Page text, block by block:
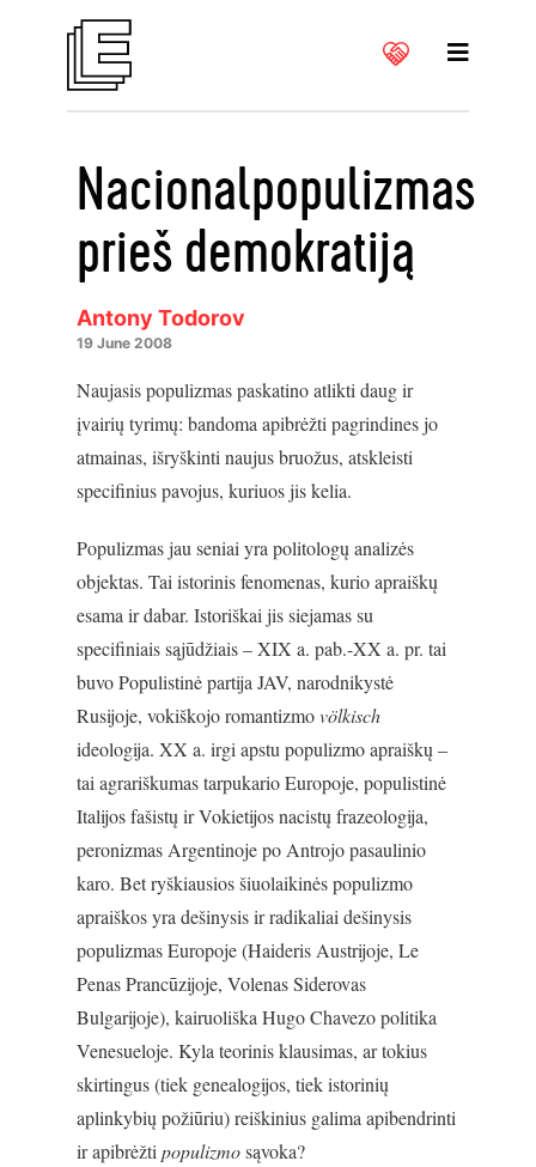
Nacionalpopulizmas
prieš demokratiją
Antony Todorov
19 June 2008
Naujasis populizmas paskatino atlikti daug ir
įvairių tyrimų: bandoma apibrėžti pagrindines jo
atmainas, išryškinti naujus bruožus, atskleisti
specifinius pavojus, kuriuos jis kelia.
Populizmas jau seniai yra politologų analizės
objektas. Tai istorinis fenomenas, kurio apraiškų
esama ir dabar. Istoriškai jis siejamas su
specifiniais sąjūdžiais – XIX a. pab.-XX a. pr. tai
buvo Populistinė partija JAV, narodnikystė
Rusijoje, vokiškojo romantizmovölkisch
ideologija. XX a. irgi apstu populizmo apraiškų –
tai agrariškumas tarpukario Europoje, populistinė
Italijos fašistų ir Vokietijos nacistų frazeologija,
peronizmas Argentinoje po Antrojo pasaulinio
karo. Bet ryškiausios šiuolaikinės populizmo
apraiškos yra dešinysis ir radikaliai dešinysis
populizmas Europoje (Haideris Austrijoje, Le
Penas Prancūzijoje, Volenas Siderovas
Bulgarijoje), kairuoliška Hugo Chavezo politika
Venesueloje. Kyla teorinis klausimas, ar tokius
skirtingus (tiek genealogijos, tiek istorinių
aplinkybių požiūriu) reiškinius galima apibendrinti
ir apibrėžti populizmosąvoka?